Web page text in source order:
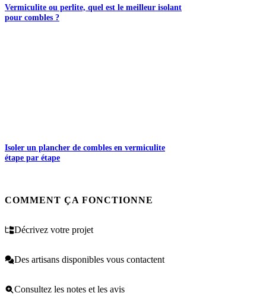
Vermiculite ou perlite, quel est le meilleur isolant
pour combles ?
Isoler un plancher de combles en vermiculite
étape par étape
COMMENT ÇA FONCTIONNE
Décrivez votre projet
Des artisans disponibles vous contactent
Consultez les notes et les avis